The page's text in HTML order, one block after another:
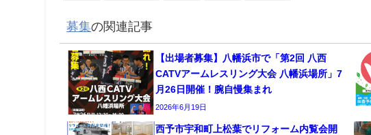
募集の関連記事
【出場者募集】八幡浜市で「第2回 八西
CATVアームレスリング大会 八幡浜場所」7
月26日開催！腕自慢集まれ
2026年6月19日
西予市宇和町上松葉でリフォーム内覧会開